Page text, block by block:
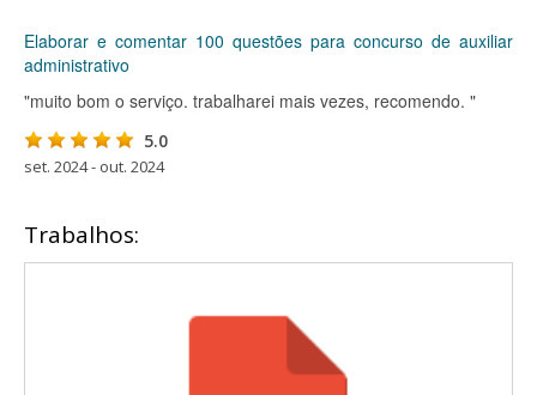
Elaborar e comentar 100 questões para concurso de auxiliar
administrativo
"muito bom o serviço. trabalharei mais vezes, recomendo. "
5.0
set. 2024 - out. 2024
Trabalhos: